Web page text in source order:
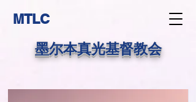
MTLC
墨尔本真光基督教会